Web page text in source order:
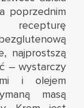
poprzednim
recepturę
najprostszą
– wystarczy
i olejem
masą